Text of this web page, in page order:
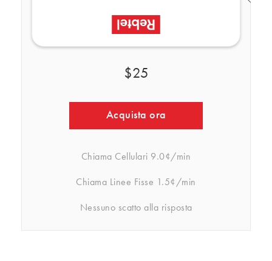
$25
Acquista ora
Chiama Cellulari 9.0¢/min
Chiama Linee Fisse 1.5¢/min
Nessuno scatto alla risposta